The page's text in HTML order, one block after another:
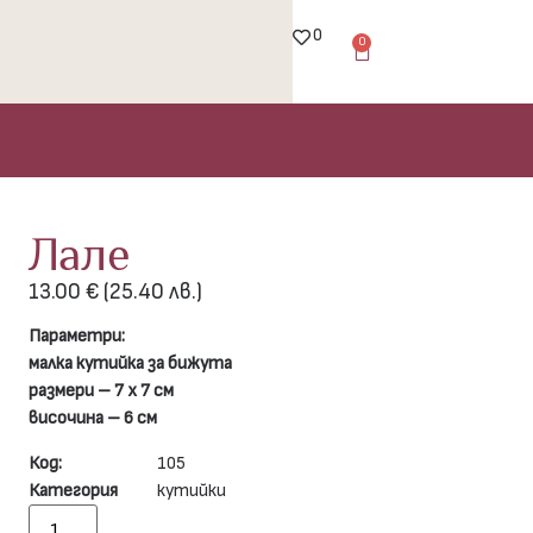
0 0
Лале
13.00€ (25.40 лв.)
Параметри:
малка кутийка за бижута
размери – 7 х 7 см
височина – 6 см
Код:
105
Категория
кутийки